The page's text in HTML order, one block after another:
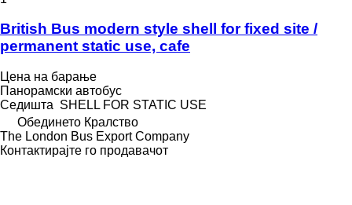
British Bus modern style shell for fixed site /
permanent static use, cafe
Цена на барање
Панорамски автобус
Седишта SHELL FOR STATIC USE
Обединето Кралство
The London Bus Export Company
Контактирајте го продавачот